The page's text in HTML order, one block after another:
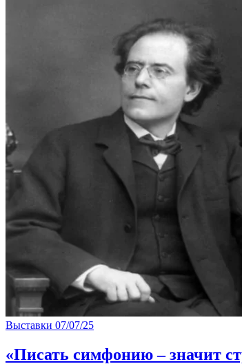
Выставки 07/07/25
«Писать симфонию – значит